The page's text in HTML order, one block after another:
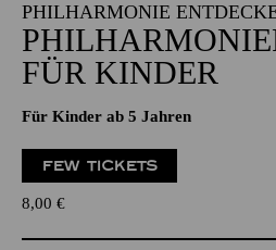
PHILHARMONIE
FÜR KINDER
Für Kinder ab 5 Jahren
FEW TICKETS
8,00 €